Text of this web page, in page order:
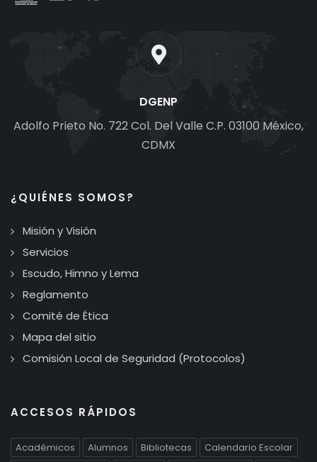
DGENP
Adolfo Prieto No. 722 Col. Del Valle C.P. 03100 México,
CDMX
¿QUIÉNES SOMOS?
Misión y Visión
Servicios
Escudo, Himno y Lema
Reglamento
Comité de Ética
Mapa del sitio
Comisión Local de Seguridad (Protocolos)
ACCESOS RÁPIDOS
Académicos Alumnos Bibliotecas
Calendario Escolar